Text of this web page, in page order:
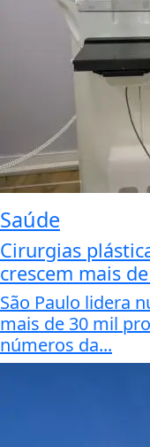
Saúde
Cirurgias
crescem mais
São Paulo lidera
mais de 30 mil
números da...